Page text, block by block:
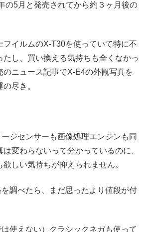
の5月と発売されてから約３ヶ月後の
フイルムのX-T30を使っていて特に不
たし、買い換える気持ちも全くなかっ
のニュース記事でX-E4の外観写真を
尽き。
ジセンサーも画像処理エンジンも同
は変わらないって分かっているのに、
しい気持ちが抑えられません。
調べたら、まだ思ったより値段が付
は使えない）クラシックネガも使って